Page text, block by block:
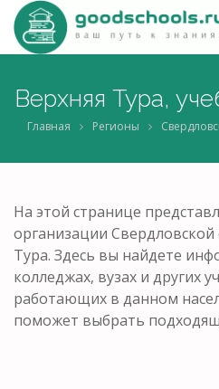
Верхняя Тура,
Главная Регионы
На этой странице
организации Свердловской
Тура. Здесь вы найдете
колледжах, вузах и других
работающих в данном
поможет выбрать